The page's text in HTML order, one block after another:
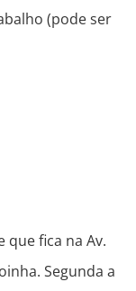
(pode ser
que fica na Av.
Segunda a